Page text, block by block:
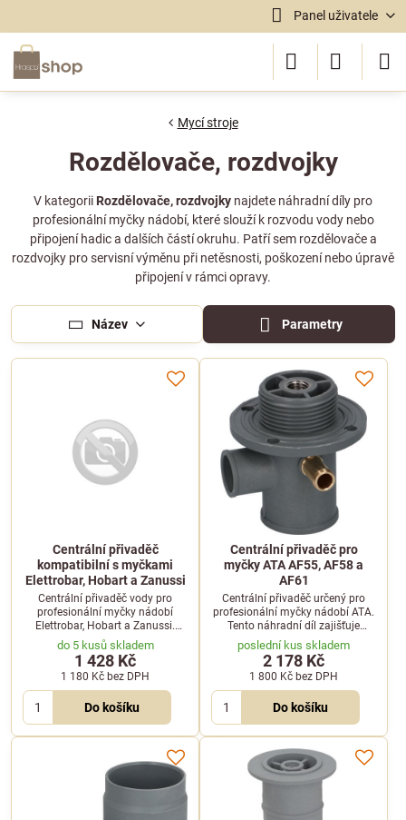
Panel uživatele
Mycí stroje
Rozdělovače, rozdvojky
V kategorii Rozdělovače, rozdvojky najdete náhradní díly pro
profesionální myčky nádobí, které slouží k rozvodu vody nebo
připojení hadic a dalších částí okruhu. Patří sem rozdělovače a
rozdvojky pro servisní výměnu při netěsnosti, poškození nebo úpravě
připojení v rámci opravy.
Název Parametry
Centrální přivaděč
kompatibilní s myčkami
Elettrobar, Hobart a Zanussi
Centrální přivaděč vody pro
profesionální myčky nádobí
Elettrobar, Hobart a Zanussi.
Zajišťuje spolehlivý přívod vody
do systému.
do 5 kusů skladem
1 428 Kč
1 180 Kč bez DPH
Do košíku
Centrální přivaděč pro
myčky ATA AF55, AF58 a
AF61
Centrální přivaděč určený pro
profesionální myčky nádobí ATA.
Tento náhradní díl zajišťuje
spolehlivý rozvod vody v mycím
systému a je kompatibilní s
vybranými modely řady AF a AL.
poslední kus skladem
2 178 Kč
1 800 Kč bez DPH
Do košíku